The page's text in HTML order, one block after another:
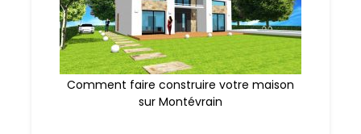
Comment faire construire votre maison
sur Montévrain